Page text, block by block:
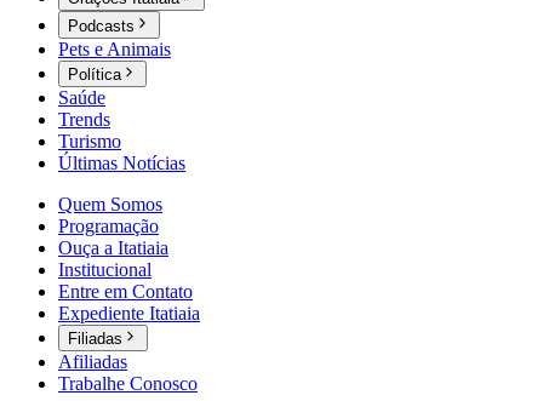
Podcasts
Pets e Animais
Política
Saúde
Trends
Turismo
Últimas Notícias
Quem Somos
Programação
Ouça a Itatiaia
Institucional
Entre em Contato
Expediente Itatiaia
Filiadas
Afiliadas
Trabalhe Conosco